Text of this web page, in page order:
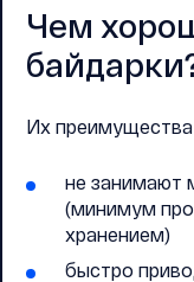
Чем
Их
не занимают
(минимум
хранением)
быстро